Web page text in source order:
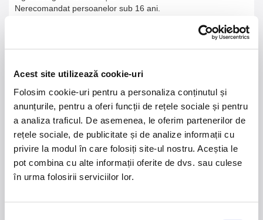
Acest site utilizează cookie-uri
Folosim cookie-uri pentru a personaliza conținutul și
anunțurile, pentru a oferi funcții de rețele sociale și pentru
a analiza traficul. De asemenea, le oferim partenerilor de
rețele sociale, de publicitate și de analize informații cu
privire la modul în care folosiți site-ul nostru. Aceștia le
pot combina cu alte informații oferite de dvs. sau culese
în urma folosirii serviciilor lor.
Nerecomandat persoanelor sub 16 ani.
NOSTALGIA Litoral
Plaja La Nueva Cucaracha, Mamaia
Morgan Jay - La Dolce
Vita Tour
Sala Palatului, Bucuresti
Summer Well 2026
MASTERS OF
CLASSIC
Trends